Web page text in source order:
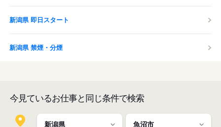
新潟県 即日スタート
新潟県 禁煙・分煙
今見ているお仕事と同じ条件で検索